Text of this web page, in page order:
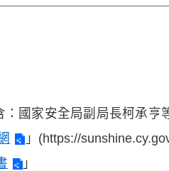
國家安全局副局長柯承亨
」(https://
」